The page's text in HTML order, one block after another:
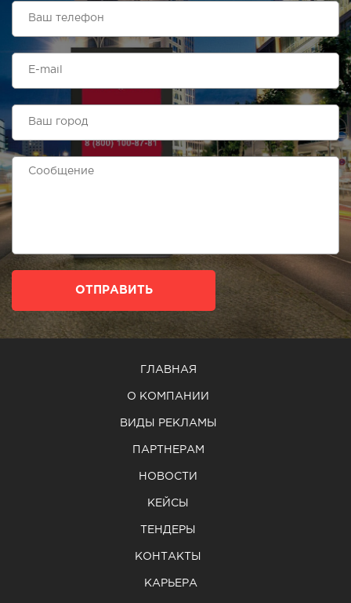
ОТПРАВИТЬ
ГЛАВНАЯ
О КОМПАНИИ
ВИДЫ РЕКЛАМЫ
ПАРТНЕРАМ
НОВОСТИ
КЕЙСЫ
ТЕНДЕРЫ
КОНТАКТЫ
КАРЬЕРА